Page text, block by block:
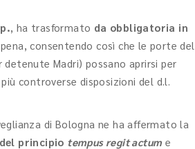
, ha trasformato da obbligatoria in
consentendo così che le porte del
Madri) possano aprirsi per
controverse disposizioni del d.l.
di Bologna ne ha affermato la
principio tempus regit actum e